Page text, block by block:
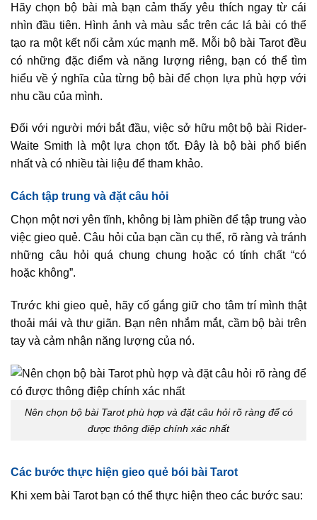
Hãy chọn bộ bài mà bạn cảm thấy yêu thích ngay từ cái
nhìn đầu tiên. Hình ảnh và màu sắc trên các lá bài có thể
tạo ra một kết nối cảm xúc mạnh mẽ. Mỗi bộ bài Tarot đều
có những đặc điểm và năng lượng riêng, bạn có thể tìm
hiểu về ý nghĩa của từng bộ bài để chọn lựa phù hợp với
nhu cầu của mình.
Đối với người mới bắt đầu, việc sở hữu một bộ bài Rider-
Waite Smith là một lựa chọn tốt. Đây là bộ bài phổ biến
nhất và có nhiều tài liệu để tham khảo.
Cách tập trung và đặt câu hỏi
Chọn một nơi yên tĩnh, không bị làm phiền để tập trung vào
việc gieo quẻ. Câu hỏi của bạn cần cụ thể, rõ ràng và tránh
những câu hỏi quá chung chung hoặc có tính chất “có
hoặc không”.
Trước khi gieo quẻ, hãy cố gắng giữ cho tâm trí mình thật
thoải mái và thư giãn. Bạn nên nhắm mắt, cầm bộ bài trên
tay và cảm nhận năng lượng của nó.
Nên chọn bộ bài Tarot phù hợp và đặt câu hỏi rõ ràng để có
được thông điệp chính xác nhất
Các bước thực hiện gieo quẻ bói bài Tarot
Khi xem bài Tarot bạn có thể thực hiện theo các bước sau: